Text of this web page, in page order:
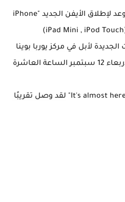
يوم الأربعاء 12 سبتمبر هو موعد لإطلاق الأيفن الجديد "iPhone
الجديدة لأبل في مركز يوربا بوينا
يوم الاربعاء 12 سبتمبر الساعة العاشرة
لقد وصل تقريبًا